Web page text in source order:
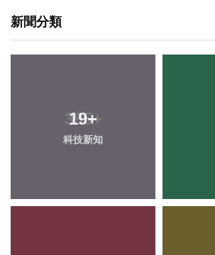
新聞分類
19+
科技新知